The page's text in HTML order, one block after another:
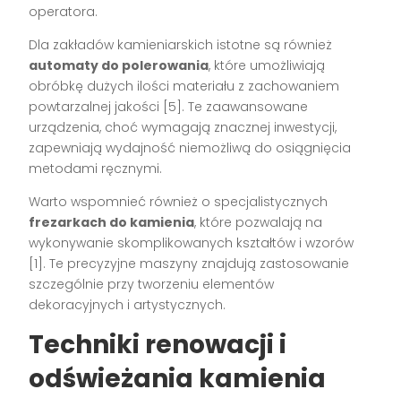
operatora.
Dla zakładów kamieniarskich istotne są również
automaty do polerowania, które umożliwiają
obróbkę dużych ilości materiału z zachowaniem
powtarzalnej jakości [5]. Te zaawansowane
urządzenia, choć wymagają znacznej inwestycji,
zapewniają wydajność niemożliwą do osiągnięcia
metodami ręcznymi.
Warto wspomnieć również o specjalistycznych
frezarkach do kamienia, które pozwalają na
wykonywanie skomplikowanych kształtów i wzorów
[1]. Te precyzyjne maszyny znajdują zastosowanie
szczególnie przy tworzeniu elementów
dekoracyjnych i artystycznych.
Techniki renowacji i
odświeżania kamienia